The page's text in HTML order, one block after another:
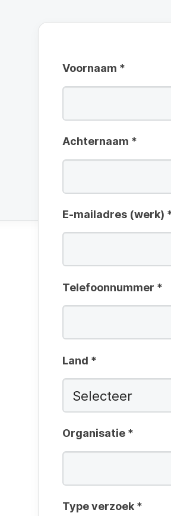
Voornaam *
Achternaam *
E-mailadres (werk)
Telefoonnummer *
Land *
Organisatie *
t
Type verzoek *
e